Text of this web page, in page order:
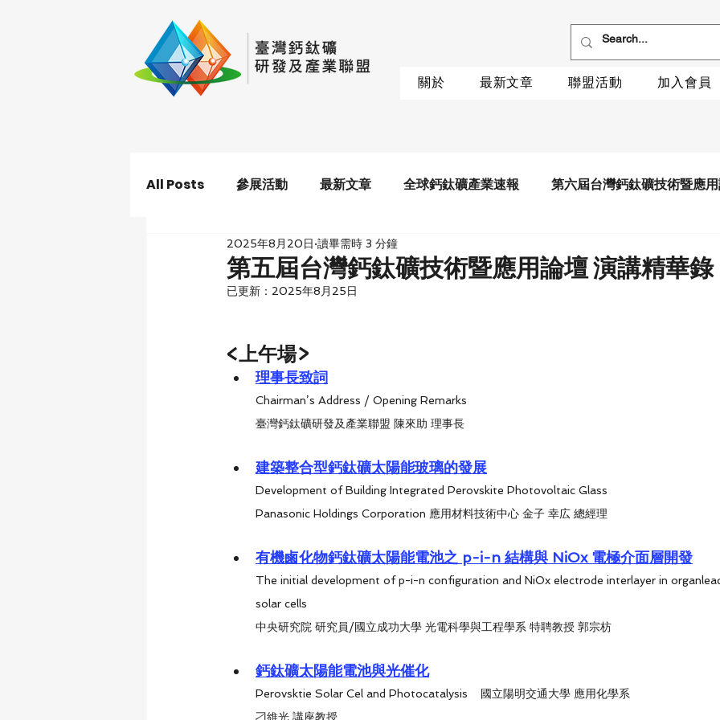
關於 最新文章 聯盟活動 加入會員
All Posts 參展活動 最新文章 全球鈣鈦礦產業速報 第六屆台灣鈣鈦礦技術暨應
第五屆台灣鈣鈦礦技術暨應用論壇 演講精華錄
2025年8月20日 讀畢需時 3 分鐘
已更新： 2025年8月25日
<上午場>
理事長致詞
Chairman’s Address / Opening Remarks
臺灣鈣鈦礦研發及產業聯盟 陳來助 理事長
建築整合型鈣鈦礦太陽能玻璃的發展
Development of Building Integrated Perovskite Photovoltaic Glass
Panasonic Holdings Corporation 應用材料技術中心 金子 幸広 總經理
有機鹵化物鈣鈦礦太陽能電池之 p-i-n 結構與 NiOx 電極介面層開發
The initial development of p-i-n configuration and NiOx electrode interlayer in
solar cells
中央研究院 研究員/國立成功大學 光電科學與工程學系 特聘教授 郭宗枋
鈣鈦礦太陽能電池與光催化
Perovsktie Solar Cel and Photocatalysis	國立陽明交通大學 應用化學系
刁維光 講座教授